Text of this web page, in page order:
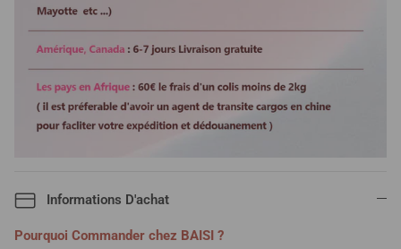
Informations D'achat
Pourquoi Commander chez BAISI ?